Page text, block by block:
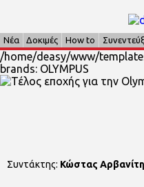
Νέα Δοκιμές How to
/home/deasy/www/
brands: OLYMPUS
Συντάκτης: Κώστας